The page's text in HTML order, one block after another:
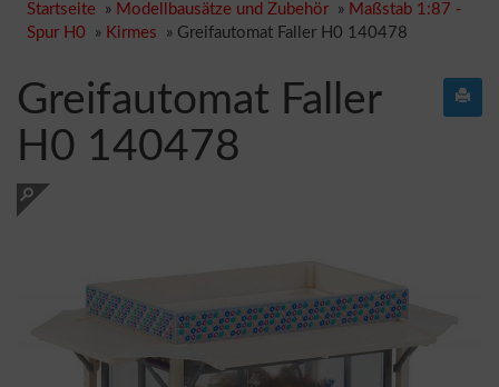
Startseite » Modellbausätze und Zubehör » Maßstab 1:87 -
Spur H0 » Kirmes » Greifautomat Faller H0 140478
Greifautomat Faller
H0 140478